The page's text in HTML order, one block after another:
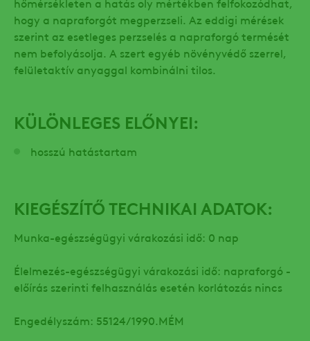
hogy a napraforgót megperzseli. Az eddigi mérések
szerint az esetleges perzselés a napraforgó termését
nem befolyásolja. A szert egyéb növényvédő szerrel,
felületaktív anyaggal kombinálni tilos.
KÜLÖNLEGES ELŐNYEI:
hosszú hatástartam
KIEGÉSZÍTŐ TECHNIKAI ADATOK:
Munka-egészségügyi várakozási idő: 0 nap
Élelmezés-egészségügyi várakozási idő: napraforgó -
előírás szerinti felhasználás esetén korlátozás nincs
Engedélyszám: 55124/1990.MÉM